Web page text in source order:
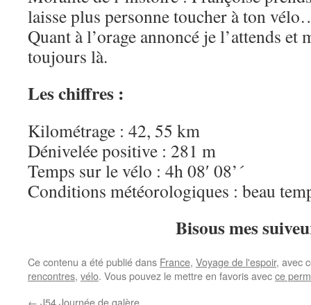
laisse plus personne toucher à ton
Quant à l’orage annoncé je l’attends et
toujours là.
Les chiffres :
Kilométrage : 42, 55 km
Dénivelée positive : 281 m
Temps sur le vélo : 4h 08′ 08’´
Conditions météorologiques : beau
Bisous mes
Ce contenu a été publié dans France, Voyage de l'espoir, avec
rencontres, vélo. Vous pouvez le mettre en favoris avecce
← J54 Journée de galère